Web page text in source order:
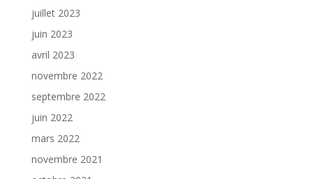
juillet 2023
juin 2023
avril 2023
novembre 2022
septembre 2022
juin 2022
mars 2022
novembre 2021